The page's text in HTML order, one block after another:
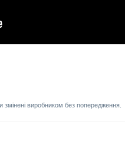
змінені виробником без попередження.